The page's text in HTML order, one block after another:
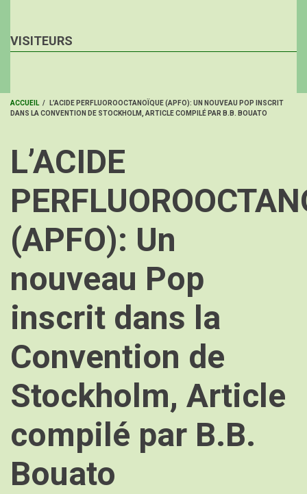
VISITEURS
FIL
D'ARIANE
ACCUEIL /
L’ACIDE PERFLUOROOCTANOÏQUE (APFO): UN NOUVEAU POP INSCRIT
DANS LA CONVENTION DE STOCKHOLM, ARTICLE COMPILÉ PAR B.B. BOUATO
L’ACIDE
(APFO): Un
nouveau Pop
inscrit dans la
Convention de
Stockholm, Article
compilé par B.B.
Bouato